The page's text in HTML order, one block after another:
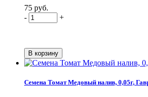
75 руб.
-
+
Семена Томат Медовый налив, 0,05г,